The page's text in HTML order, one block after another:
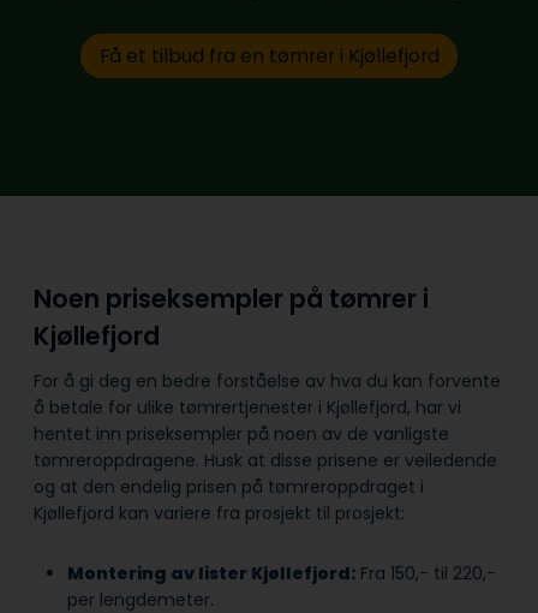
Få et tilbud fra en tømrer i Kjøllefjord
Noen priseksempler på tømrer i
Kjøllefjord
For å gi deg en bedre forståelse av hva du kan forvente
å betale for ulike tømrertjenester i Kjøllefjord, har vi
hentet inn priseksempler på noen av de vanligste
tømreroppdragene. Husk at disse prisene er veiledende
og at den endelig prisen på tømreroppdraget i
Kjøllefjord kan variere fra prosjekt til prosjekt:
Montering av lister Kjøllefjord: Fra 150,- til 220,-
per lengdemeter.